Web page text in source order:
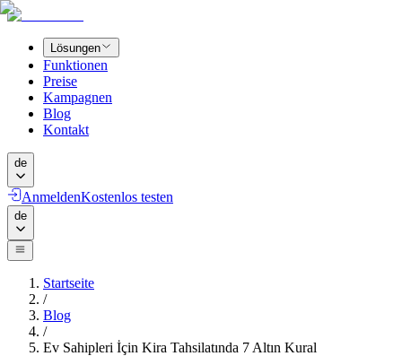
Lösungen
Funktionen
Preise
Kampagnen
Blog
Kontakt
de
AnmeldenKostenlos testen
de
Startseite
/
Blog
/
Ev Sahipleri İçin Kira Tahsilatında 7 Altın Kural